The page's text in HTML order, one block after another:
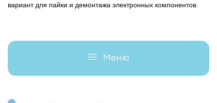
вариант для пайки и демонтажа электронных компонентов.
Меню